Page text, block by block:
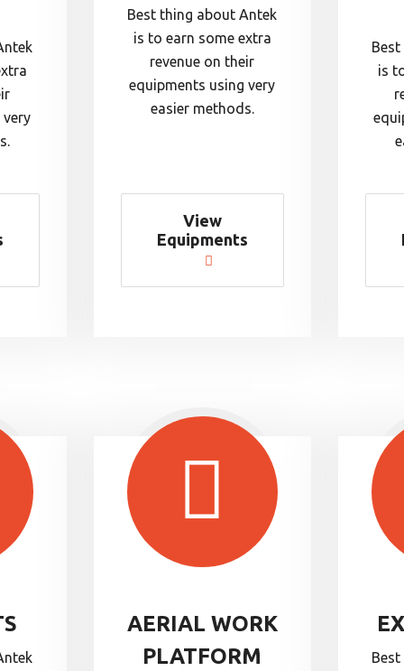
very
Best thing about Antek
is to earn some extra
revenue on their
equipments using very
easier methods.
View
Equipments
is
AERIAL WORK
PLATFORM